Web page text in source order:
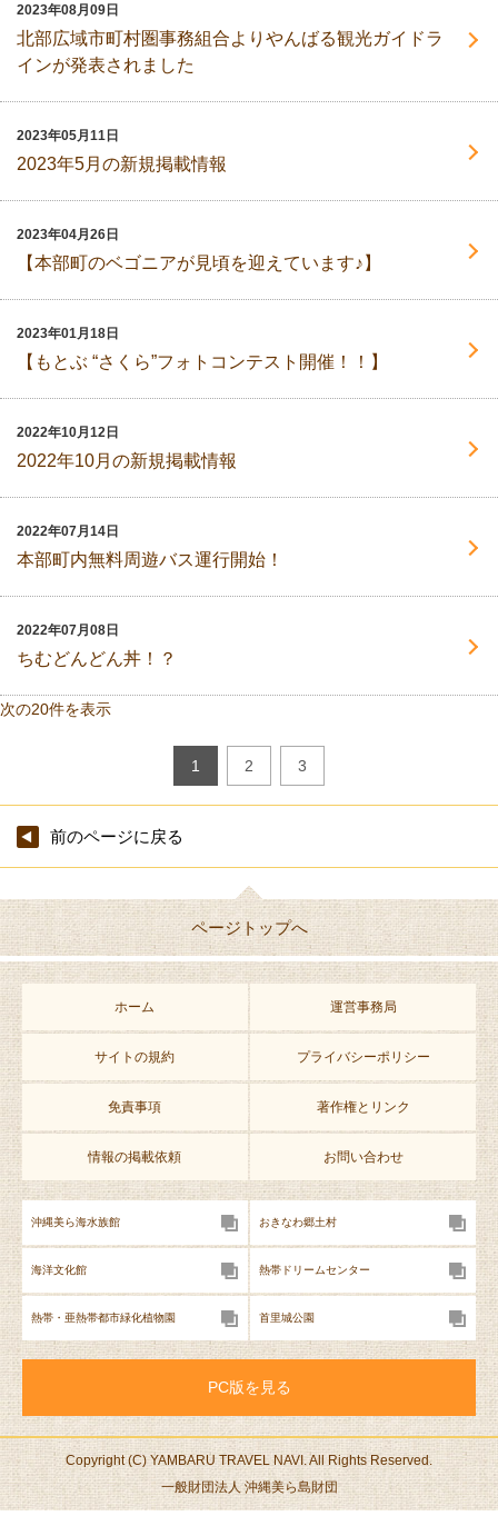
2023年08月09日
北部広域市町村圏事務組合よりやんばる観光ガイドラ
インが発表されました
2023年05月11日
2023年5月の新規掲載情報
2023年04月26日
【本部町のベゴニアが見頃を迎えています♪】
2023年01月18日
【もとぶ “さくら”フォトコンテスト開催！！】
2022年10月12日
2022年10月の新規掲載情報
2022年07月14日
本部町内無料周遊バス運行開始！
2022年07月08日
ちむどんどん丼！？
次の20件を表示
1 2 3
前のページに戻る
ページトップへ
ホーム 運営事務局
サイトの規約 プライバシーポリシー
免責事項 著作権とリンク
情報の掲載依頼 お問い合わせ
沖縄美ら海水族館 おきなわ郷土村
海洋文化館 熱帯ドリームセンター
熱帯・亜熱帯都市緑化植物園 首里城公園
PC版を見る
Copyright (C) YAMBARU TRAVEL NAVI. All Rights Reserved.
一般財団法人 沖縄美ら島財団